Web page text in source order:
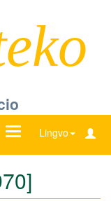
Lingvo
Ŝanĝu